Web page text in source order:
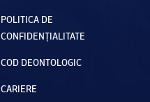
POLITICA DE
CONFIDENȚIALITATE
COD DEONTOLOGIC
CARIERE